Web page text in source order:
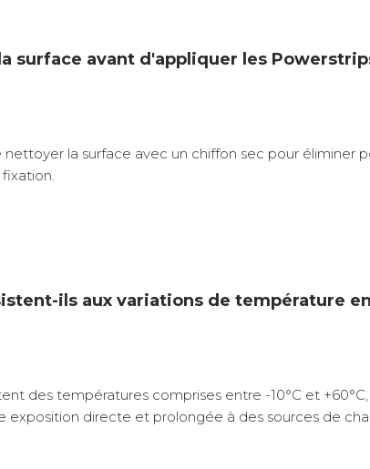
surface avant d'appliquer les
nettoyer la surface avec un chiffon sec pour
ils aux variations de température
des températures comprises entre -10°C et
exposition directe et prolongée à des sources de